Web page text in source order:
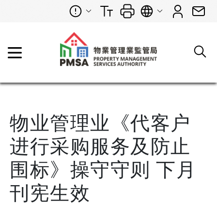
物业管理业《代客户
进行采购服务及防止
围标》操守守则 下月
刊宪生效